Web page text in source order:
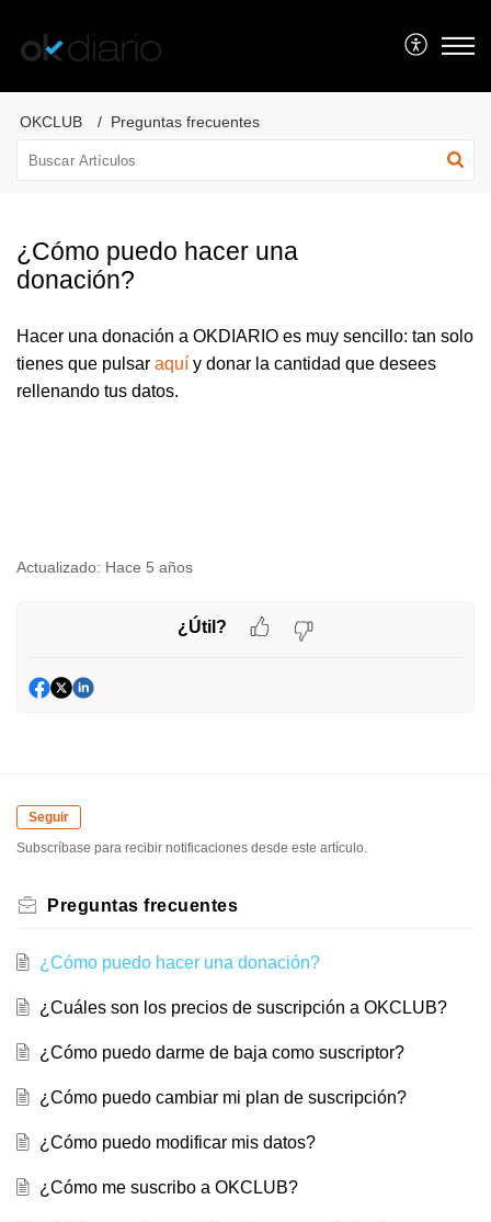
OKCLUB Preguntas frecuentes
¿Cómo puedo hacer una
donación?
Hacer una donación a OKDIARIO es muy sencillo: tan solo
tienes que pulsar aquí y donar la cantidad que desees
rellenando tus datos.
Actualizado: Hace 5 años
¿Útil?
Seguir
Subscríbase para recibir notificaciones desde este artículo.
Preguntas frecuentes
¿Cómo puedo hacer una donación?
¿Cuáles son los precios de suscripción a OKCLUB?
¿Cómo puedo darme de baja como suscriptor?
¿Cómo puedo cambiar mi plan de suscripción?
¿Cómo puedo modificar mis datos?
¿Cómo me suscribo a OKCLUB?